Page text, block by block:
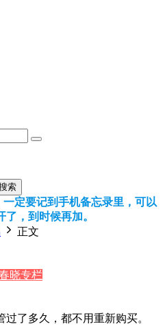
索
一定要记到手机备忘录里，可以
，到时候再加。
正文
晓专栏
了多久，都不用重新购买。